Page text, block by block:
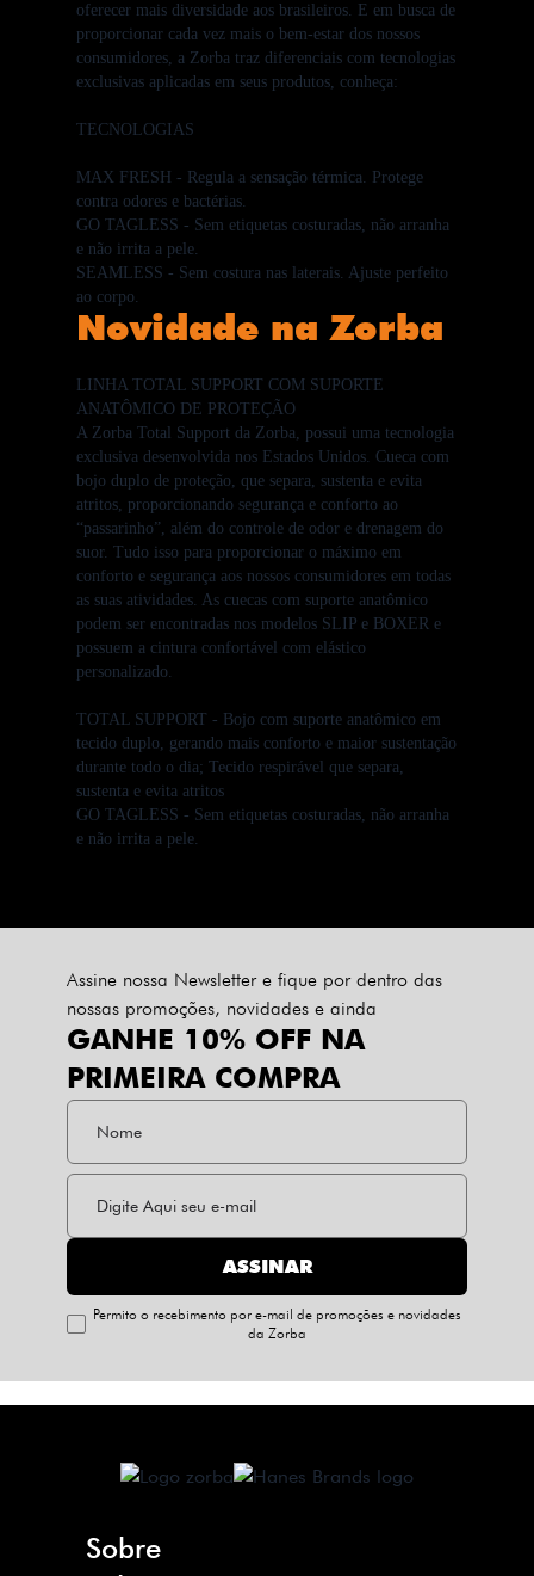
oferecer mais diversidade aos brasileiros. E em busca de
proporcionar cada vez mais o bem-estar dos nossos
consumidores, a Zorba traz diferenciais com tecnologias
exclusivas aplicadas em seus produtos, conheça:
TECNOLOGIAS
MAX FRESH - Regula a sensação térmica. Protege
contra odores e bactérias.
GO TAGLESS - Sem etiquetas costuradas, não arranha
e não irrita a pele.
SEAMLESS - Sem costura nas laterais. Ajuste perfeito
ao corpo.
Novidade na Zorba
LINHA TOTAL SUPPORT COM SUPORTE
ANATÔMICO DE PROTEÇÃO
A Zorba Total Support da Zorba, possui uma tecnologia
exclusiva desenvolvida nos Estados Unidos. Cueca com
bojo duplo de proteção, que separa, sustenta e evita
atritos, proporcionando segurança e conforto ao
“passarinho”, além do controle de odor e drenagem do
suor. Tudo isso para proporcionar o máximo em
conforto e segurança aos nossos consumidores em todas
as suas atividades. As cuecas com suporte anatômico
podem ser encontradas nos modelos SLIP e BOXER e
possuem a cintura confortável com elástico
personalizado.
TOTAL SUPPORT - Bojo com suporte anatômico em
tecido duplo, gerando mais conforto e maior sustentação
durante todo o dia; Tecido respirável que separa,
sustenta e evita atritos
GO TAGLESS - Sem etiquetas costuradas, não arranha
e não irrita a pele.
Assine nossa Newsletter e fique por dentro das
nossas promoções, novidades e ainda
GANHE 10% OFF NA
PRIMEIRA COMPRA
ASSINAR
Permito o recebimento por e-mail de promoções e novidades
da Zorba
Sobre